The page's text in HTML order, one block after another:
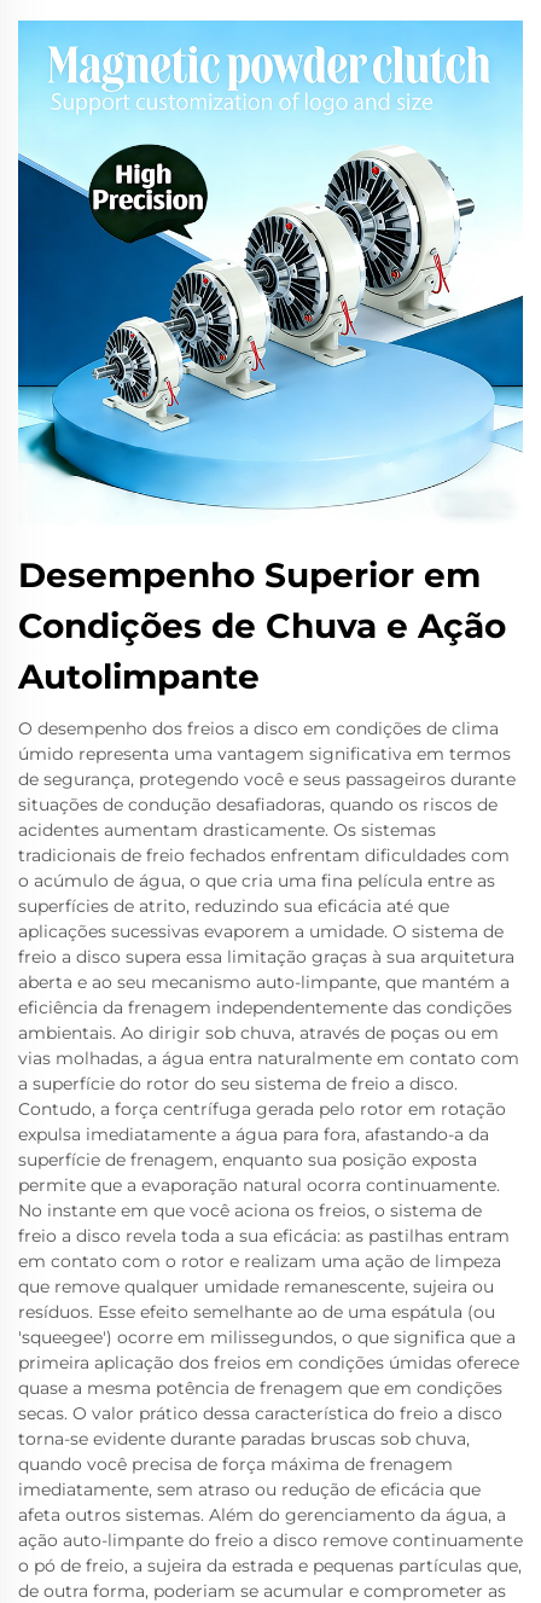
Desempenho Superior em
Condições de Chuva e Ação
Autolimpante
O desempenho dos freios a disco em condições de clima
úmido representa uma vantagem significativa em termos
de segurança, protegendo você e seus passageiros durante
situações de condução desafiadoras, quando os riscos de
acidentes aumentam drasticamente. Os sistemas
tradicionais de freio fechados enfrentam dificuldades com
o acúmulo de água, o que cria uma fina película entre as
superfícies de atrito, reduzindo sua eficácia até que
aplicações sucessivas evaporem a umidade. O sistema de
freio a disco supera essa limitação graças à sua arquitetura
aberta e ao seu mecanismo auto-limpante, que mantém a
eficiência da frenagem independentemente das condições
ambientais. Ao dirigir sob chuva, através de poças ou em
vias molhadas, a água entra naturalmente em contato com
a superfície do rotor do seu sistema de freio a disco.
Contudo, a força centrífuga gerada pelo rotor em rotação
expulsa imediatamente a água para fora, afastando-a da
superfície de frenagem, enquanto sua posição exposta
permite que a evaporação natural ocorra continuamente.
No instante em que você aciona os freios, o sistema de
freio a disco revela toda a sua eficácia: as pastilhas entram
em contato com o rotor e realizam uma ação de limpeza
que remove qualquer umidade remanescente, sujeira ou
resíduos. Esse efeito semelhante ao de uma espátula (ou
'squeegee') ocorre em milissegundos, o que significa que a
primeira aplicação dos freios em condições úmidas oferece
quase a mesma potência de frenagem que em condições
secas. O valor prático dessa característica do freio a disco
torna-se evidente durante paradas bruscas sob chuva,
quando você precisa de força máxima de frenagem
imediatamente, sem atraso ou redução de eficácia que
afeta outros sistemas. Além do gerenciamento da água, a
ação auto-limpante do freio a disco remove continuamente
o pó de freio, a sujeira da estrada e pequenas partículas que,
de outra forma, poderiam se acumular e comprometer as